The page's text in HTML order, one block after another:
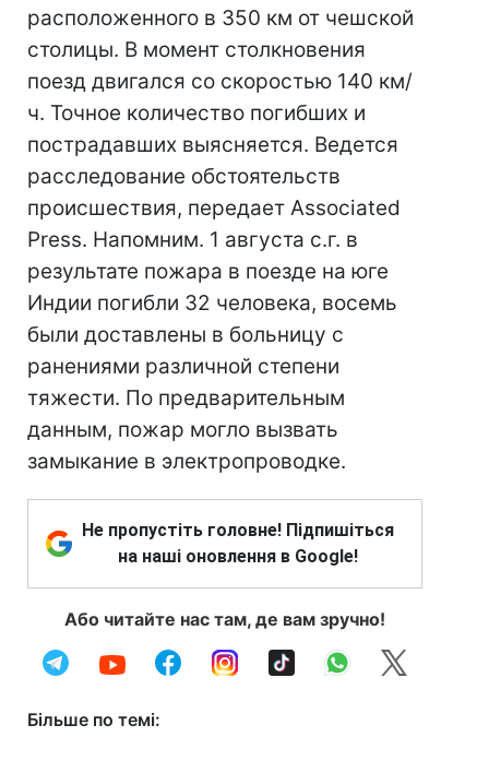
расположенного в 350 км от чешской
столицы. В момент столкновения
поезд двигался со скоростью 140 км/
ч. Точное количество погибших и
пострадавших выясняется. Ведется
расследование обстоятельств
происшествия, передает Associated
Press. Напомним. 1 августа с.г. в
результате пожара в поезде на юге
Индии погибли 32 человека, восемь
были доставлены в больницу с
ранениями различной степени
тяжести. По предварительным
данным, пожар могло вызвать
замыкание в электропроводке.
Не пропустіть головне! Підпишіться
на наші оновлення в Google!
Або читайте нас там, де вам зручно!
Більше по темі: